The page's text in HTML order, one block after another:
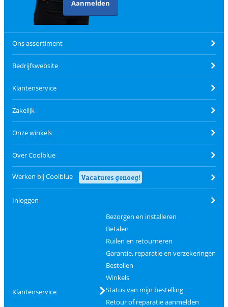
Aanmelden
Ons assortiment
Bedrijfswebsite
Klantenservice
Zakelijk
Onze winkels
Over Coolblue
Werken bij Coolblue Vacatures genoeg!
Inloggen
Klantenservice
Bezorgen en installeren
Betalen
Ruilen en retourneren
Garantie, reparatie en verzekeringen
Bestellen
Winkels
Status van mijn bestelling
Retour of reparatie aanmelden